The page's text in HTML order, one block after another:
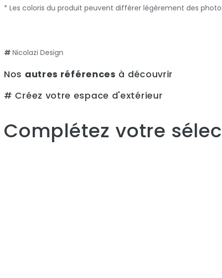
* Les coloris du produit peuvent différer légèrement des
# Nicolazi Design
Nos autres références à découvrir
# Créez votre espace d'extérieur
Complétez votre